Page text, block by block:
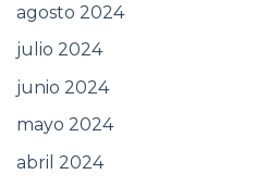
agosto 2024
julio 2024
junio 2024
mayo 2024
abril 2024